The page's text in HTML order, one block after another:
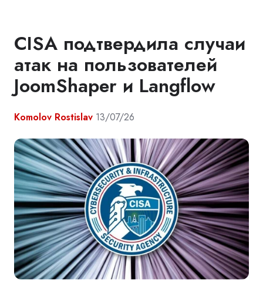
CISA подтвердила случаи
атак на пользователей
JoomShaper и Langflow
Komolov Rostislav 13/07/26